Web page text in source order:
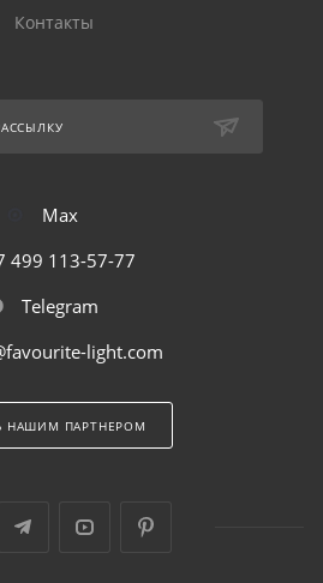
Контакты
Max
499 113-57-77
Telegram
light.com
НАШИМ ПАРТНЕРОМ